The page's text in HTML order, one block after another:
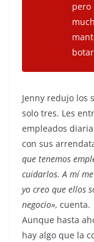
pero
Jenny redujo los
solo tres. Les
empleados
con sus
que tenemos
cuidarlos. A mí me
yo creo que ellos
negocio», cuenta.
Aunque hasta
hay algo que la